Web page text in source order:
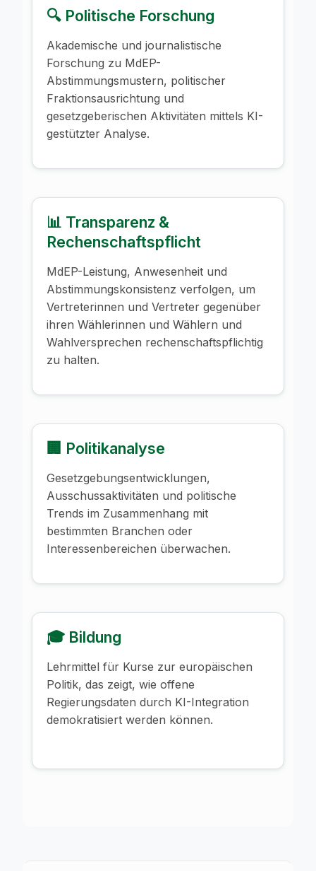
🔍 Politische Forschung
Akademische und journalistische
Forschung zu MdEP-
Abstimmungsmustern, politischer
Fraktionsausrichtung und
gesetzgeberischen Aktivitäten mittels KI-
gestützter Analyse.
📊 Transparenz &
Rechenschaftspflicht
MdEP-Leistung, Anwesenheit und
Abstimmungskonsistenz verfolgen, um
Vertreterinnen und Vertreter gegenüber
ihren Wählerinnen und Wählern und
Wahlversprechen rechenschaftspflichtig
zu halten.
🏢 Politikanalyse
Gesetzgebungsentwicklungen,
Ausschussaktivitäten und politische
Trends im Zusammenhang mit
bestimmten Branchen oder
Interessenbereichen überwachen.
🎓 Bildung
Lehrmittel für Kurse zur europäischen
Politik, das zeigt, wie offene
Regierungsdaten durch KI-Integration
demokratisiert werden können.